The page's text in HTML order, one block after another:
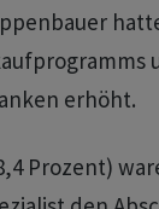
erhöht.
Prozent)